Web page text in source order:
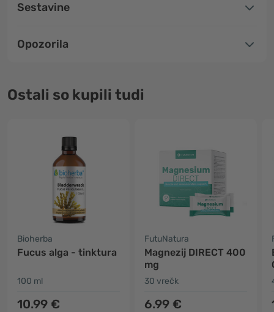
Sestavine
Opozorila
Ostali so kupili tudi
Bioherba
Fucus alga - tinktura
100 ml
10.99 €
FutuNatura
Magnezij DIRECT 400
mg
30 vrečk
6.99 €